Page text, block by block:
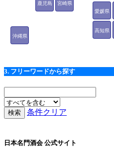
愛媛県
高知県
宮崎県
鹿児島
沖縄県
3. フリーワードから探す
条件クリア
日本名門酒会 公式サイト